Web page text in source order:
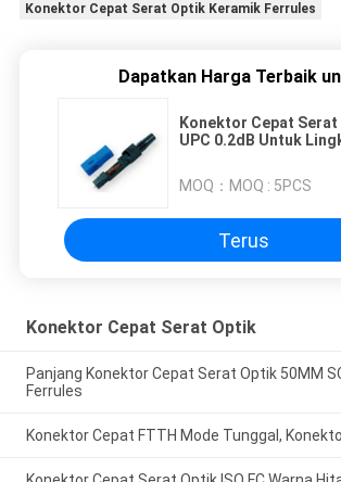
Konektor Cepat Serat Optik Keramik Ferrules
Dapatkan Harga Terbaik
Konektor Cepat Serat
UPC 0.2dB Untuk
MOQ： MOQ : 5PCS
Terus
Konektor Cepat Serat Optik
Panjang Konektor Cepat Serat Optik 50MM
Ferrules
Konektor Cepat FTTH Mode Tunggal,